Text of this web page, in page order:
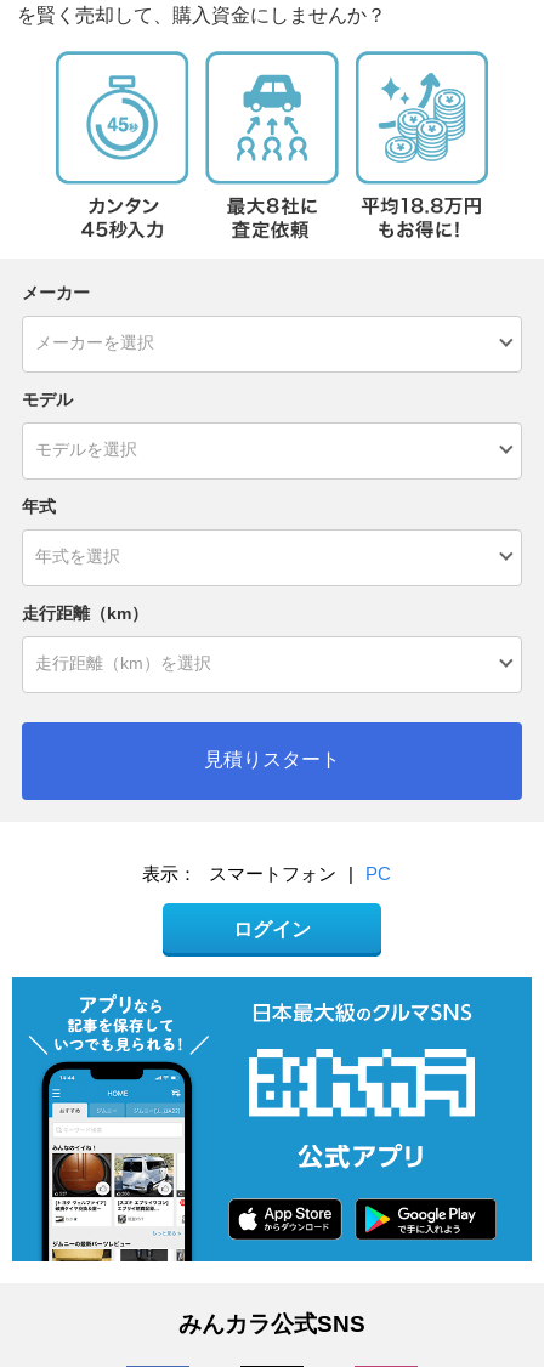
を賢く売却して、購入資金にしませんか？
メーカー
モデル
年式
走行距離（km）
見積りスタート
表示： スマートフォン | PC
ログイン
みんカラ公式SNS